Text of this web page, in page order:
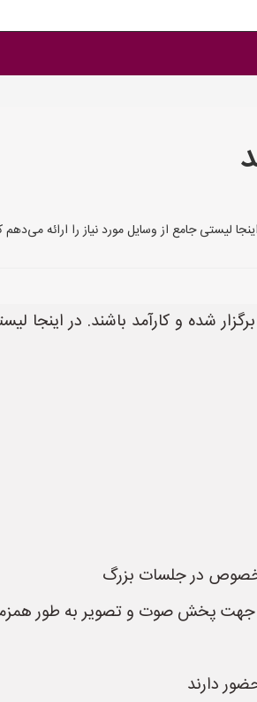
لیستی جامع از وسایل مورد نیاز را ارائه می‌دهم
شده و کارآمد باشند. در اینجا
خصوص در جلسات بزرگ
دارند